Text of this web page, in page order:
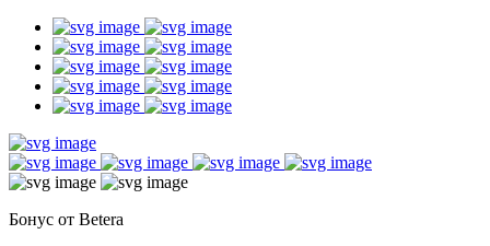
Бонус от Betera